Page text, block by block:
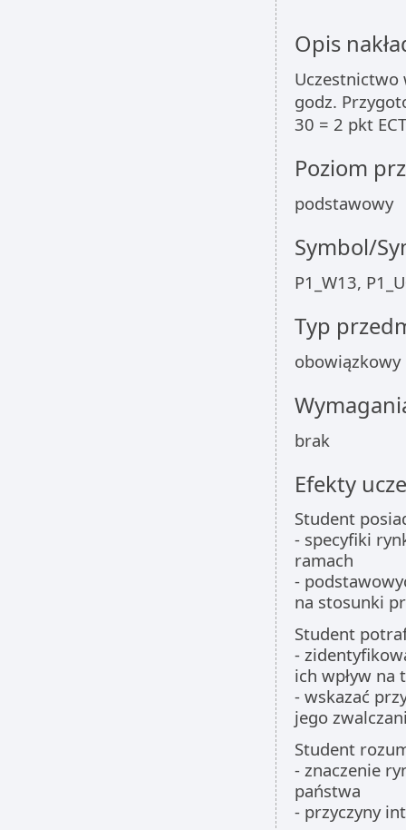
Opis
Uczestnictwo
godz.
30 = 2 pkt
Poziom
podstawowy
Symbol/
P1_W13,
Typ
obowiązkowy
brak
Efekty
Student
- specyfiki
ramach
-
na stosunki
Student
-
ich wpływ na
- wskazać
jego
Student
- znaczenie
państwa
- przyczyny